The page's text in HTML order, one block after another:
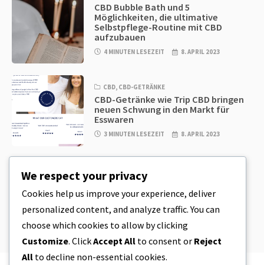
CBD Bubble Bath und 5
Möglichkeiten, die ultimative
Selbstpflege-Routine mit CBD
aufzubauen
4 MINUTEN LESEZEIT 8. APRIL 2023
CBD, CBD-GETRÄNKE
CBD-Getränke wie Trip CBD bringen
neuen Schwung in den Markt für
Esswaren
3 MINUTEN LESEZEIT 8. APRIL 2023
CBD EDIBLES
CBD-Plätzchenteig & unglaublich
einfache CBD-Esswaren, die Sie zu
Hause herstellen können
4 MINUTEN LESEZEIT
We respect your privacy
Cookies help us improve your experience, deliver
personalized content, and analyze traffic. You can
choose which cookies to allow by clicking
Customize. ClickAccept All to consent or Reject
All to decline non-essential cookies.